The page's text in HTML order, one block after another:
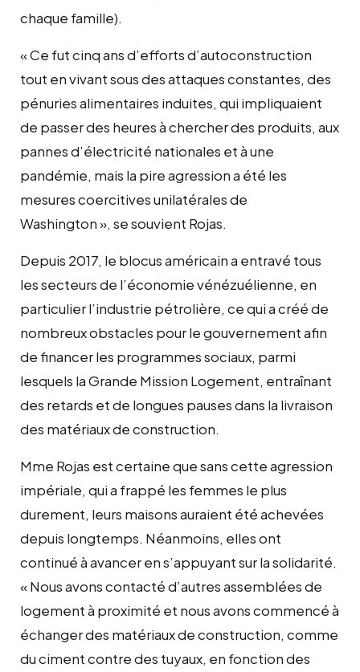
chaque famille).
« Ce fut cinq ans d’efforts d’autoconstruction
tout en vivant sous des attaques constantes, des
pénuries alimentaires induites, qui impliquaient
de passer des heures à chercher des produits, aux
pannes d’électricité nationales et à une
pandémie, mais la pire agression a été les
mesures coercitives unilatérales de
Washington », se souvient Rojas.
Depuis 2017, le blocus américain a entravé tous
les secteurs de l’économie vénézuélienne, en
particulier l’industrie pétrolière, ce qui a créé de
nombreux obstacles pour le gouvernement afin
de financer les programmes sociaux, parmi
lesquels la Grande Mission Logement, entraînant
des retards et de longues pauses dans la livraison
des matériaux de construction.
Mme Rojas est certaine que sans cette agression
impériale, qui a frappé les femmes le plus
durement, leurs maisons auraient été achevées
depuis longtemps. Néanmoins, elles ont
continué à avancer en s’appuyant sur la solidarité.
« Nous avons contacté d’autres assemblées de
logement à proximité et nous avons commencé à
échanger des matériaux de construction, comme
du ciment contre des tuyaux, en fonction des